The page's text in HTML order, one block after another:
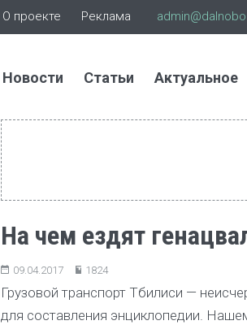
О проекте Реклама
Новости Статьи Актуальное
На чем ездят
09.04.2017 1824
Грузовой транспорт Тбилиси —
для составления энциклопедии.